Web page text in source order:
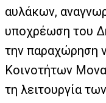
αυλάκων,
υποχρέωση του
την παραχώρηση
Κοινοτήτων
τη λειτουργία